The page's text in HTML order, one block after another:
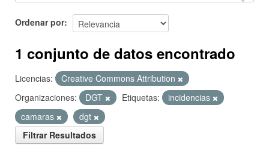
Ordenar por
1 conjunto de datos encontrado
Licencias:
Creative Commons Attribution
Organizaciones:
DGT Etiquetas:
incidencias
camaras
dgt
Filtrar Resultados